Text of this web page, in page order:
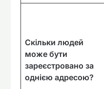
Скільки людей
може бути
зареєстровано за
однією адресою?